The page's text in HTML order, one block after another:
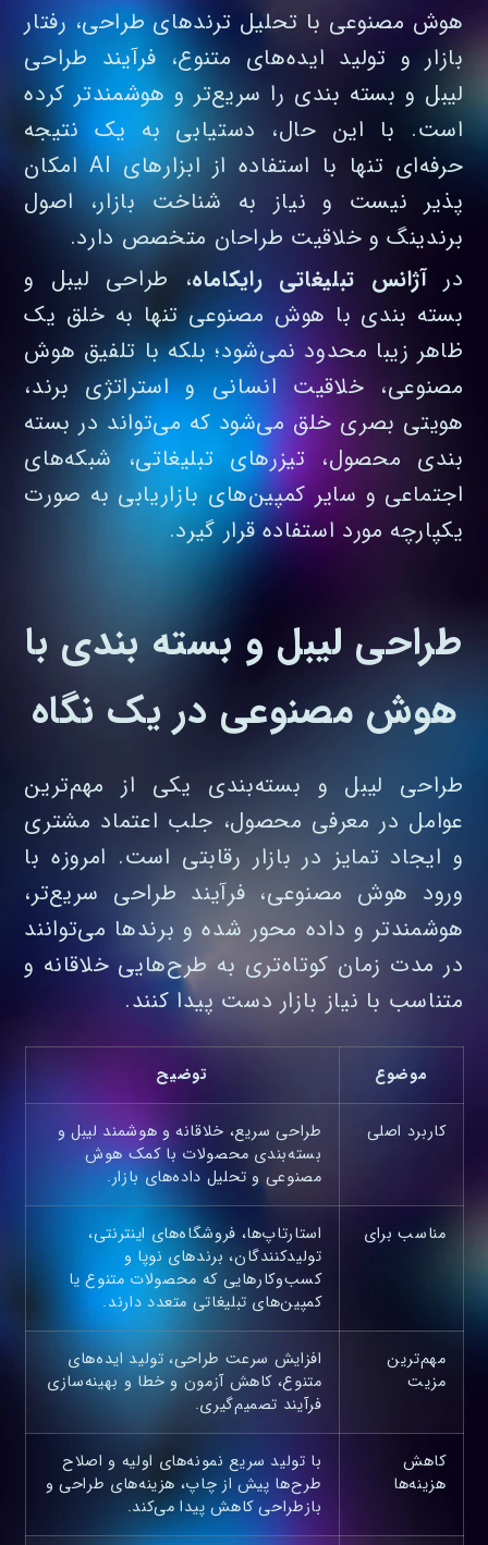
هوش مصنوعی با تحلیل ترندهای طراحی، رفتار
بازار و تولید ایده‌های متنوع، فرآیند طراحی
لیبل و بسته‌ بندی را سریع‌تر و هوشمندتر کرده
است. با این حال، دستیابی به یک نتیجه
حرفه‌ای تنها با استفاده از ابزارهای AI امکان‌
پذیر نیست و نیاز به شناخت بازار، اصول
برندینگ و خلاقیت طراحان متخصص دارد.
درآژانس تبلیغاتی رایکاماه، طراحی لیبل و
بسته‌ بندی با هوش مصنوعی تنها به خلق یک
ظاهر زیبا محدود نمی‌شود؛ بلکه با تلفیق هوش
مصنوعی، خلاقیت انسانی و استراتژی برند،
هویتی بصری خلق می‌شود که می‌تواند در بسته‌
بندی محصول، تیزرهای تبلیغاتی، شبکه‌های
اجتماعی و سایر کمپین‌های بازاریابی به‌ صورت
یکپارچه مورد استفاده قرار گیرد.
طراحی لیبل و بسته بندی با
هوش مصنوعی در یک نگاه
طراحی لیبل و بسته‌بندی یکی از مهم‌ترین
عوامل در معرفی محصول، جلب اعتماد مشتری
و ایجاد تمایز در بازار رقابتی است. امروزه با
ورود هوش مصنوعی، فرآیند طراحی سریع‌تر،
هوشمندتر و داده‌ محور شده و برندها می‌توانند
در مدت زمان کوتاه‌تری به طرح‌هایی خلاقانه و
متناسب با نیاز بازار دست پیدا کنند.
موضوع توضیح
کاربرد اصلی
طراحی سریع، خلاقانه و هوشمند لیبل و
بسته‌بندی محصولات با کمک هوش
مصنوعی و تحلیل داده‌های بازار.
مناسب برای
استارتاپ‌ها، فروشگاه‌های اینترنتی،
تولیدکنندگان، برندهای نوپا و
کسب‌وکارهایی که محصولات متنوع یا
کمپین‌های تبلیغاتی متعدد دارند.
مهم‌ترین
مزیت
افزایش سرعت طراحی، تولید ایده‌های
متنوع، کاهش آزمون و خطا و بهینه‌سازی
فرآیند تصمیم‌گیری.
کاهش
هزینه‌ها
با تولید سریع نمونه‌های اولیه و اصلاح
طرح‌ها پیش از چاپ، هزینه‌های طراحی و
بازطراحی کاهش پیدا می‌کند.